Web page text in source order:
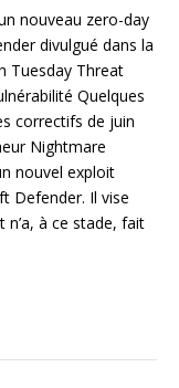
nouveau zero-day
divulgué dans la
Tuesday Threat
Quelques
correctifs de juin
Nightmare
nouvel exploit
Defender. Il vise
à ce stade, fait